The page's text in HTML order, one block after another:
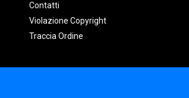
Contatti
Violazione Copyright
Traccia Ordine